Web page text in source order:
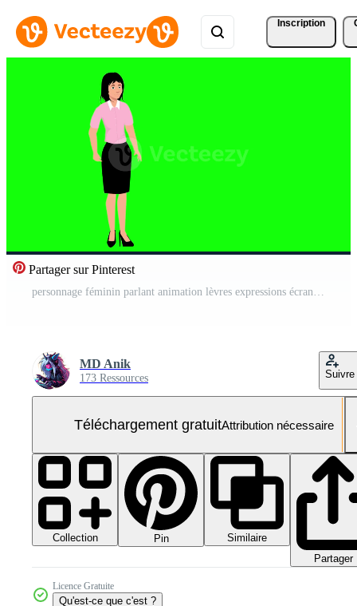
Inscription
Partager sur Pinterest
personnage féminin parlant animation lèvres expressions écran vert Vidéo Gratuite
MD Anik
173 Ressources Suivre
Téléchargement gratuitAttribution nécessaire
Collection Pin
Similaire
Partager
Licence Gratuite
Qu'est-ce que c'est ?